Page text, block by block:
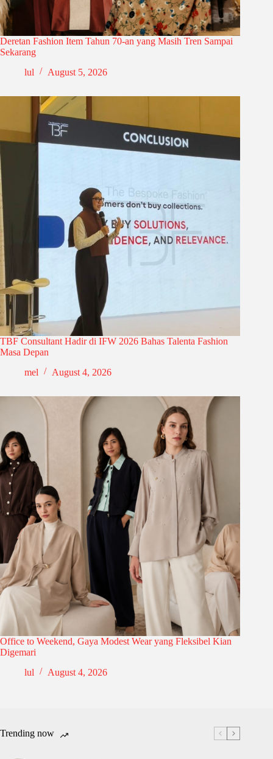
Deretan Fashion Item Tahun 70-an yang Masih Tren Sampai
Sekarang
lul
August 5, 2026
TBF Consultant Hadir di IFW 2026 Bahas Talenta Fashion
Masa Depan
mel
August 4, 2026
Office to Weekend, Gaya Modest Wear yang Fleksibel Kian
Digemari
lul
August 4, 2026
Trending now